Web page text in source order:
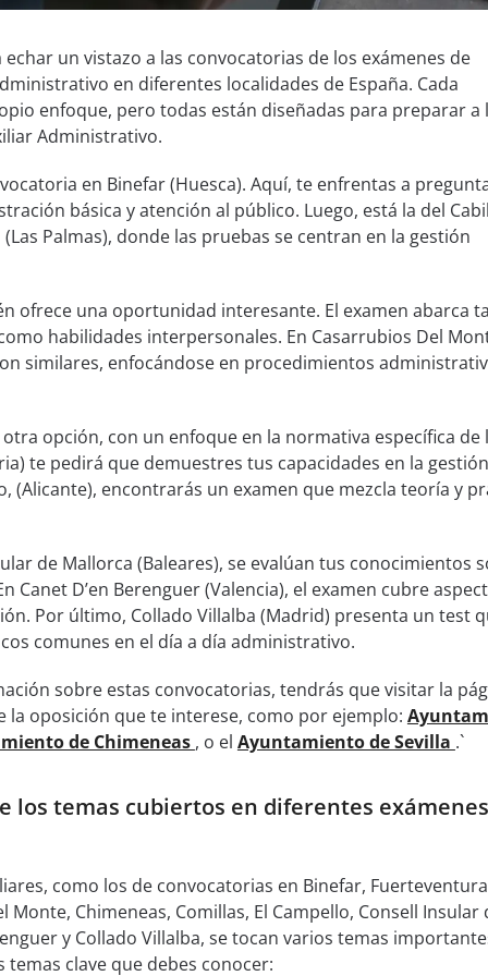
un vistazo a las convocatorias de los exámenes de
en diferentes localidades de España. Cada
enfoque, pero todas están diseñadas para preparar a
Administrativo.
en Binefar (Huesca). Aquí, te enfrentas a
básica y atención al público. Luego, está la del
Palmas), donde las pruebas se centran en la gestión
ofrece una oportunidad interesante. El examen abarca
habilidades interpersonales. En Casarrubios Del
similares, enfocándose en procedimientos
opción, con un enfoque en la normativa específica de
te pedirá que demuestres tus capacidades en la gestión
(Alicante), encontrarás un examen que mezcla teoría y
de Mallorca (Baleares), se evalúan tus conocimientos
Canet D’en Berenguer (Valencia), el examen cubre
Por último, Collado Villalba (Madrid) presenta un test
comunes en el día a día administrativo.
sobre estas convocatorias, tendrás que visitar la
la oposición que te interese, como por ejemplo:
de Chimeneas , o el Ayuntamiento de Sevilla .`
los temas cubiertos en diferentes
como los de convocatorias en Binefar,
Monte, Chimeneas, Comillas, El Campello, Consell Insular
y Collado Villalba, se tocan varios temas
clave que debes conocer: